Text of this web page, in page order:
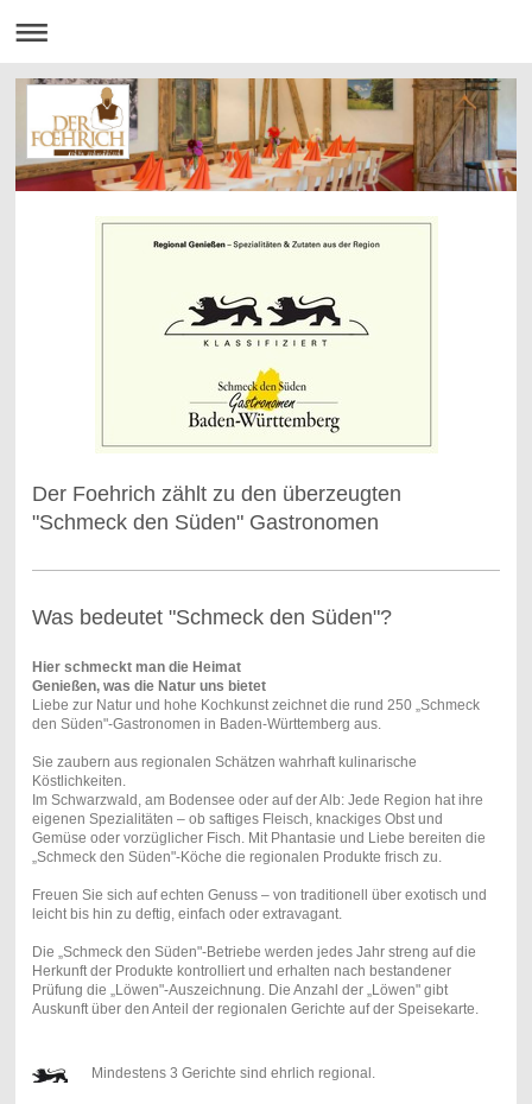
Der Foehrich zählt zu den überzeugten
"Schmeck den Süden" Gastronomen
Was bedeutet "Schmeck den Süden"?
Hier schmeckt man die Heimat
Genießen, was die Natur uns bietet
Liebe zur Natur und hohe Kochkunst zeichnet die rund 250 „Schmeck
den Süden"-Gastronomen in Baden-Württemberg aus.
Sie zaubern aus regionalen Schätzen wahrhaft kulinarische
Köstlichkeiten.
Im Schwarzwald, am Bodensee oder auf der Alb: Jede Region hat ihre
eigenen Spezialitäten – ob saftiges Fleisch, knackiges Obst und
Gemüse oder vorzüglicher Fisch. Mit Phantasie und Liebe bereiten die
„Schmeck den Süden"-Köche die regionalen Produkte frisch zu.
Freuen Sie sich auf echten Genuss – von traditionell über exotisch und
leicht bis hin zu deftig, einfach oder extravagant.
Die „Schmeck den Süden"-Betriebe werden jedes Jahr streng auf die
Herkunft der Produkte kontrolliert und erhalten nach bestandener
Prüfung die „Löwen"-Auszeichnung. Die Anzahl der „Löwen" gibt
Auskunft über den Anteil der regionalen Gerichte auf der Speisekarte.
Mindestens 3 Gerichte sind ehrlich regional.